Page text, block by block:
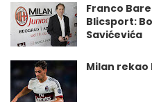
Franco
Blicsport:
Savićevića
Milan rekao